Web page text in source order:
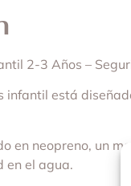
2-3 Años –
infantil está
en neopreno, un
en el agua.